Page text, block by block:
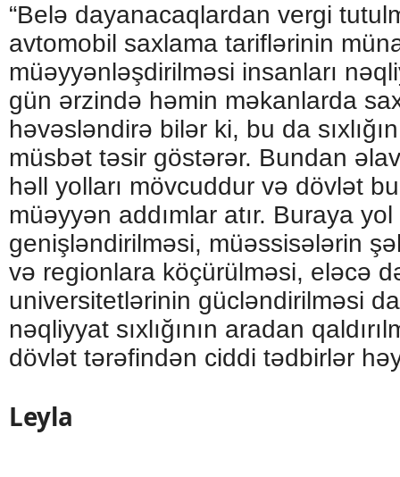
“Belə dayanacaqlardan vergi
avtomobil saxlama tariflərinin
müəyyənləşdirilməsi insanları
gün ərzində həmin məkanlarda
həvəsləndirə bilər ki, bu da
müsbət təsir göstərər. Bundan
həll yolları mövcuddur və dövlət
müəyyən addımlar atır. Buraya
genişləndirilməsi, müəssisələrin
və regionlara köçürülməsi, eləcə
universitetlərinin gücləndirilməsi
nəqliyyat sıxlığının aradan
dövlət tərəfindən ciddi tədbirlər
Leyla